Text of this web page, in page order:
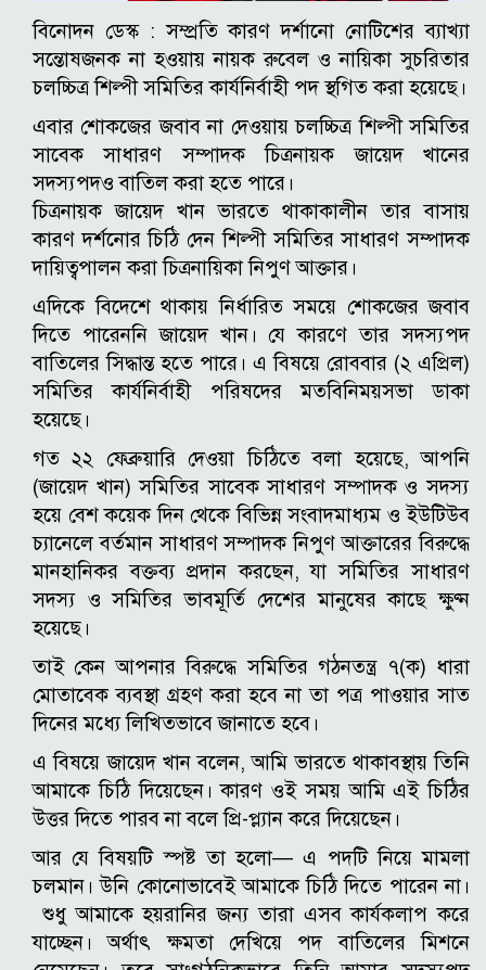
বিনোদন ডেস্ক : সম্প্রতি কারণ দর্শানো নোটিশের ব্যাখ্যা
সন্তোষজনক না হওয়ায় নায়ক রুবেল ও নায়িকা সুচরিতার
চলচ্চিত্র শিল্পী সমিতির কার্যনির্বাহী পদ স্থগিত করা হয়েছে।
এবার শোকজের জবাব না দেওয়ায় চলচ্চিত্র শিল্পী সমিতির
সাবেক সাধারণ সম্পাদক চিত্রনায়ক জায়েদ খানের
সদস্যপদও বাতিল করা হতে পারে।
চিত্রনায়ক জায়েদ খান ভারতে থাকাকালীন তার বাসায়
কারণ দর্শনোর চিঠি দেন শিল্পী সমিতির সাধারণ সম্পাদক
দায়িত্বপালন করা চিত্রনায়িকা নিপুণ আক্তার।
এদিকে বিদেশে থাকায় নির্ধারিত সময়ে শোকজের জবাব
দিতে পারেননি জায়েদ খান। যে কারণে তার সদস্যপদ
বাতিলের সিদ্ধান্ত হতে পারে। এ বিষয়ে রোববার (২ এপ্রিল)
সমিতির কার্যনির্বাহী পরিষদের মতবিনিময়সভা ডাকা
হয়েছে।
গত ২২ ফেব্রুয়ারি দেওয়া চিঠিতে বলা হয়েছে, আপনি
(জায়েদ খান) সমিতির সাবেক সাধারণ সম্পাদক ও সদস্য
হয়ে বেশ কয়েক দিন থেকে বিভিন্ন সংবাদমাধ্যম ও ইউটিউব
চ্যানেলে বর্তমান সাধারণ সম্পাদক নিপুণ আক্তারের বিরুদ্ধে
মানহানিকর বক্তব্য প্রদান করছেন, যা সমিতির সাধারণ
সদস্য ও সমিতির ভাবমূর্তি দেশের মানুষের কাছে ক্ষুণ্ন
হয়েছে।
তাই কেন আপনার বিরুদ্ধে সমিতির গঠনতন্ত্র ৭(ক) ধারা
মোতাবেক ব্যবস্থা গ্রহণ করা হবে না তা পত্র পাওয়ার সাত
দিনের মধ্যে লিখিতভাবে জানাতে হবে।
এ বিষয়ে জায়েদ খান বলেন, আমি ভারতে থাকাবস্থায় তিনি
আমাকে চিঠি দিয়েছেন। কারণ ওই সময় আমি এই চিঠির
উত্তর দিতে পারব না বলে প্রি-প্ল্যান করে দিয়েছেন।
আর যে বিষয়টি স্পষ্ট তা হলো— এ পদটি নিয়ে মামলা
চলমান। উনি কোনোভাবেই আমাকে চিঠি দিতে পারেন না।
শুধু আমাকে হয়রানির জন্য তারা এসব কার্যকলাপ করে
যাচ্ছেন। অর্থাৎ ক্ষমতা দেখিয়ে পদ বাতিলের মিশনে